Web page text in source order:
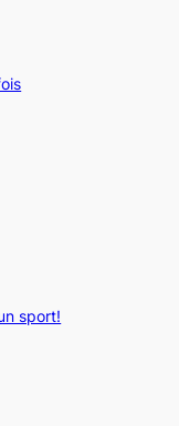
sport!